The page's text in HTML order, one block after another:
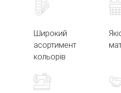
Широкий
асортимент
кольорів